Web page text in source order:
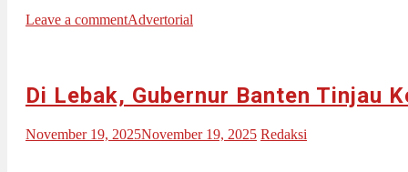
Leave a commentAdvertorial
Di Lebak, Gubernur Banten Tinjau
November 19, 2025November 19, 2025 Redaksi